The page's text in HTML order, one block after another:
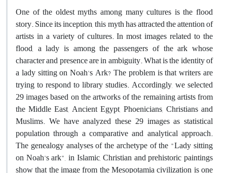
One of the oldest myths among many cultures is the flood
story. Since its inception, this myth has attracted the attention of
artists in a variety of cultures. In most images related to the
flood, a lady is among the passengers of the ark whose
character and presence are in ambiguity. What is the identity of
a lady sitting on Noah's Ark? The problem is that writers are
trying to respond to library studies. Accordingly, we selected
29 images based on the artworks of the remaining artists from
the Middle East, Ancient Egypt, Phoenicians, Christians and
Muslims. We have analyzed these 29 images as statistical
population through a comparative and analytical approach.
The genealogy analyses of the archetype of the "Lady sitting
on Noah's ark", in Islamic, Christian and prehistoric paintings
show that the image from the Mesopotamia civilization is one